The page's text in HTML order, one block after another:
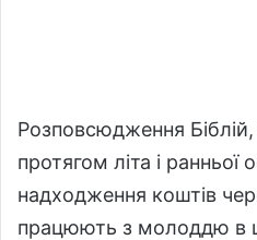
Розповсюдження
протягом літа і ранньої
надходження коштів
працюють з молоддю в